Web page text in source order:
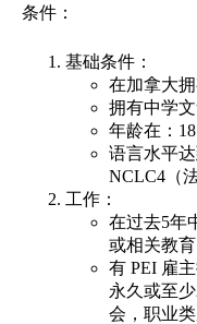
条件：
基础条件：
在加拿大
拥有中学文
年龄在：18
语言水平
NCLC4（
工作：
在过去5年
或相关教育
有 PEI 雇
永久或至
会，职业